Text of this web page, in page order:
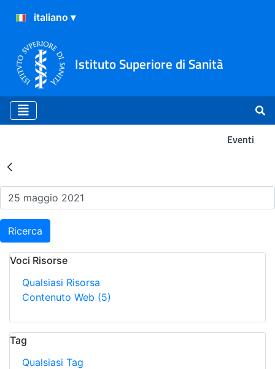
Istituto Superiore di Sanità
Eventi
Risultati della Ricerca -
Ricerca
Voci Risorse
Qualsiasi Risorsa
Contenuto Web (5)
Tag
Qualsiasi Tag